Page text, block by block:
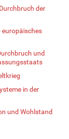
der
europäisches
und
in der
und Wohlstand